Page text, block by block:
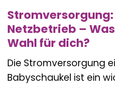
Netzbetrieb –
Wahl für dich?
Die Stromversorgung
Babyschaukel ist ein